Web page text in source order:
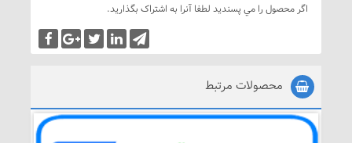
اگر محصول را مي پسنديد لطفا آنرا به اشتراک بگذاريد.
محصولات مرتبط